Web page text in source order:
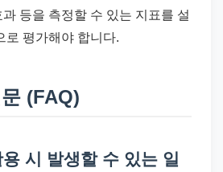
등을 측정할 수 있는 지표를 설
로 평가해야 합니다.
(FAQ)
시 발생할 수 있는 일